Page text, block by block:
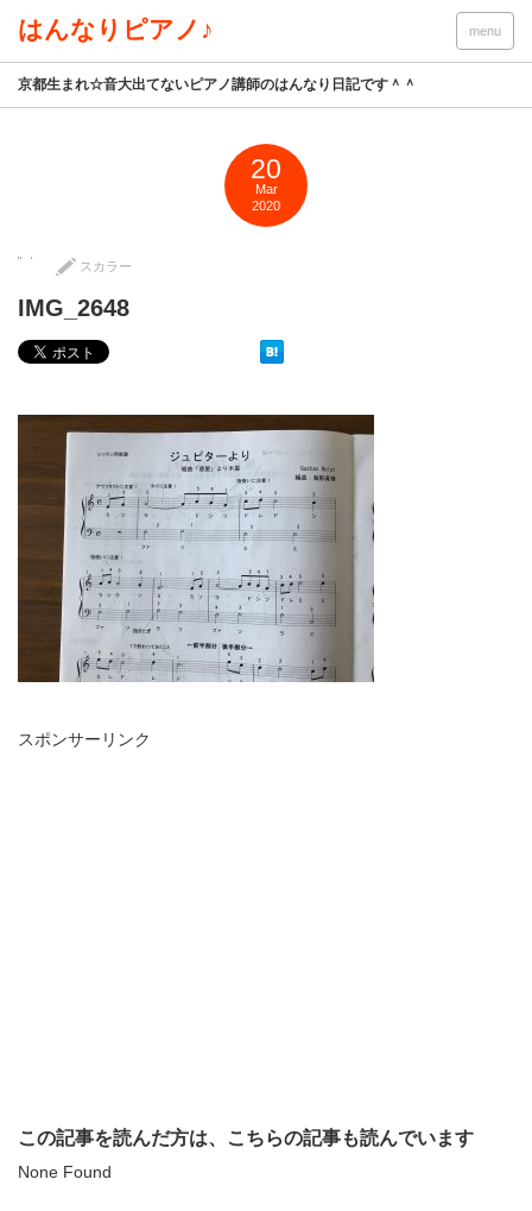
はんなりピアノ♪ menu
京都生まれ☆音大出てないピアノ講師のはんなり日記です＾＾
20
Mar
2020
スカラー
IMG_2648
スポンサーリンク
この記事を読んだ方は、こちらの記事も読んでいます
None Found